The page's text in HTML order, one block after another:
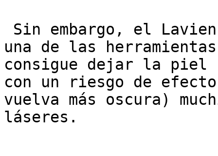
una de las
consigue dejar la piel
con un riesgo de
vuelva más oscura)
láseres.